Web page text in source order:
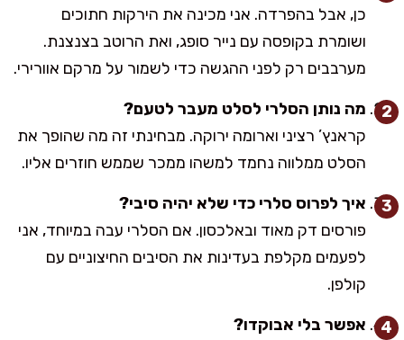
כן, אבל בהפרדה. אני מכינה את הירקות חתוכים
ושומרת בקופסה עם נייר סופג, ואת הרוטב בצנצנת.
מערבבים רק לפני ההגשה כדי לשמור על מרקם אוורירי.
מה נותן הסלרי לסלט מעבר לטעם?
קראנץ’ רציני וארומה ירוקה. מבחינתי זה מה שהופך את
הסלט ממלווה נחמד למשהו ממכר שממש חוזרים אליו.
איך לפרוס סלרי כדי שלא יהיה סיבי?
פורסים דק מאוד ובאלכסון. אם הסלרי עבה במיוחד, אני
לפעמים מקלפת בעדינות את הסיבים החיצוניים עם
קולפן.
אפשר בלי אבוקדו?